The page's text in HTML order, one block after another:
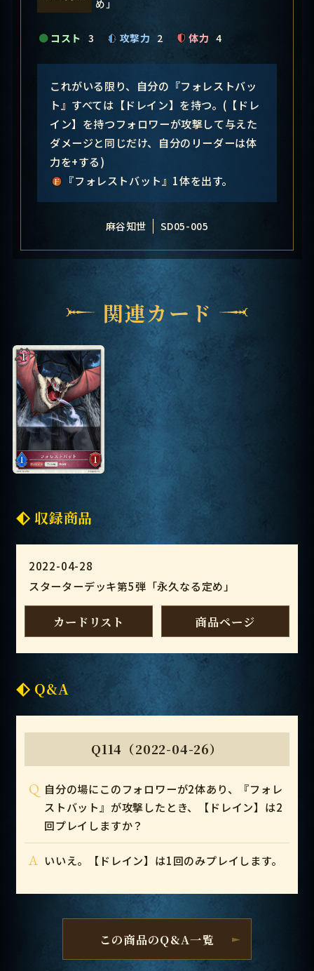
め」
コスト 3 攻撃力 2 体力 4
これがいる限り、自分の『フォレストバッ
ト』すべては【ドレイン】を持つ。(【ドレ
イン】を持つフォロワーが攻撃して与えた
ダメージと同じだけ、自分のリーダーは体
力を+する)
『フォレストバット』1体を出す。
麻谷知世 SD05-005
関連カード
収録商品
2022-04-28
スターターデッキ第5弾「永久なる定め」
カードリスト 商品ページ
Q&A
Q114（2022-04-26）
Q 自分の場にこのフォロワーが2体あり、『フォレ
ストバット』が攻撃したとき、【ドレイン】は2
回プレイしますか？
A いいえ。【ドレイン】は1回のみプレイします。
この商品のQ&A一覧